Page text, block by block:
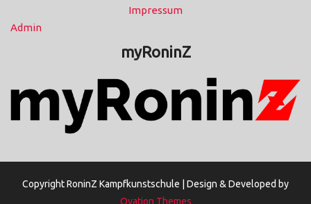
Impressum
Admin
myRoninZ
Copyright RoninZ Kampfkunstschule |
Design & Developed by
Ovation Themes